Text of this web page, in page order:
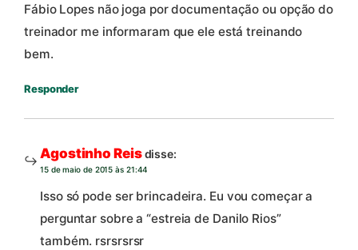
Fábio Lopes não joga por documentação ou opção do
treinador me informaram que ele está treinando
bem.
Responder
Agostinho Reisdisse:
15 de maio de 2015 às 21:44
Isso só pode ser brincadeira. Eu vou começar a
perguntar sobre a “estreia de Danilo Rios”
também. rsrsrsrsr